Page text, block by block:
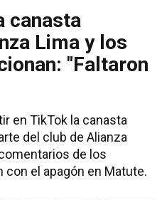
canasta
Lima y los
"Faltaron
en TikTok la canasta
del club de Alianza
de los
el apagón en Matute.